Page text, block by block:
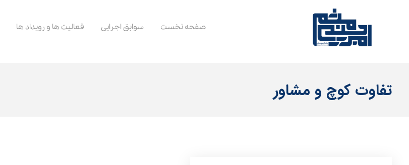
صفحه نخست سوابق اجرایی فعالیت ها و رویداد ها
تفاوت کوچ و مشاور